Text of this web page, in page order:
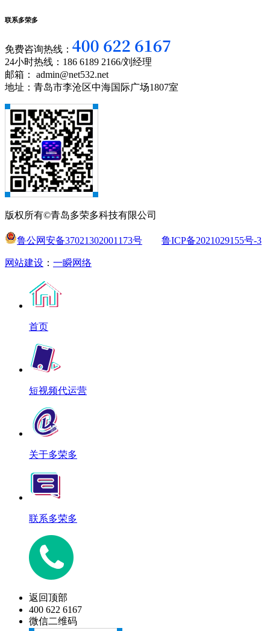
联系多荣多
免费咨询热线：
24小时热线：186 6189 2166/刘经理
邮箱： admin@net532.net
地址：青岛市李沧区中海国际广场1807室
版权所有©青岛多荣多科技有限公司
鲁公网安备37021302001173号 鲁ICP备2021029155号-3
网站建设 ： 一瞬网络
首页
短视频代运营
关于多荣多
联系多荣多
返回顶部
400 622 6167
微信二维码